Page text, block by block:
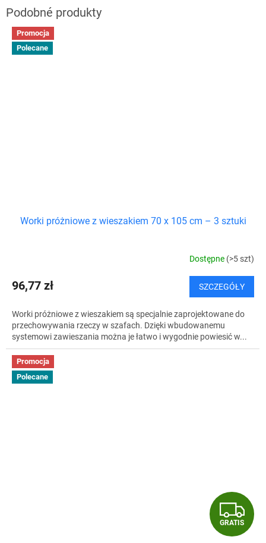
Promocja
Polecane
Worki próżniowe z wieszakiem 70 x 105 cm – 3 sztuki
Dostępne (>5 szt)
96,77 zł SZCZEGÓŁY
Worki próżniowe z wieszakiem są specjalnie zaprojektowane do
przechowywania rzeczy w szafach. Dzięki wbudowanemu
systemowi zawieszania można je łatwo i wygodnie powiesić w...
Promocja
Polecane
G
R
GRATIS